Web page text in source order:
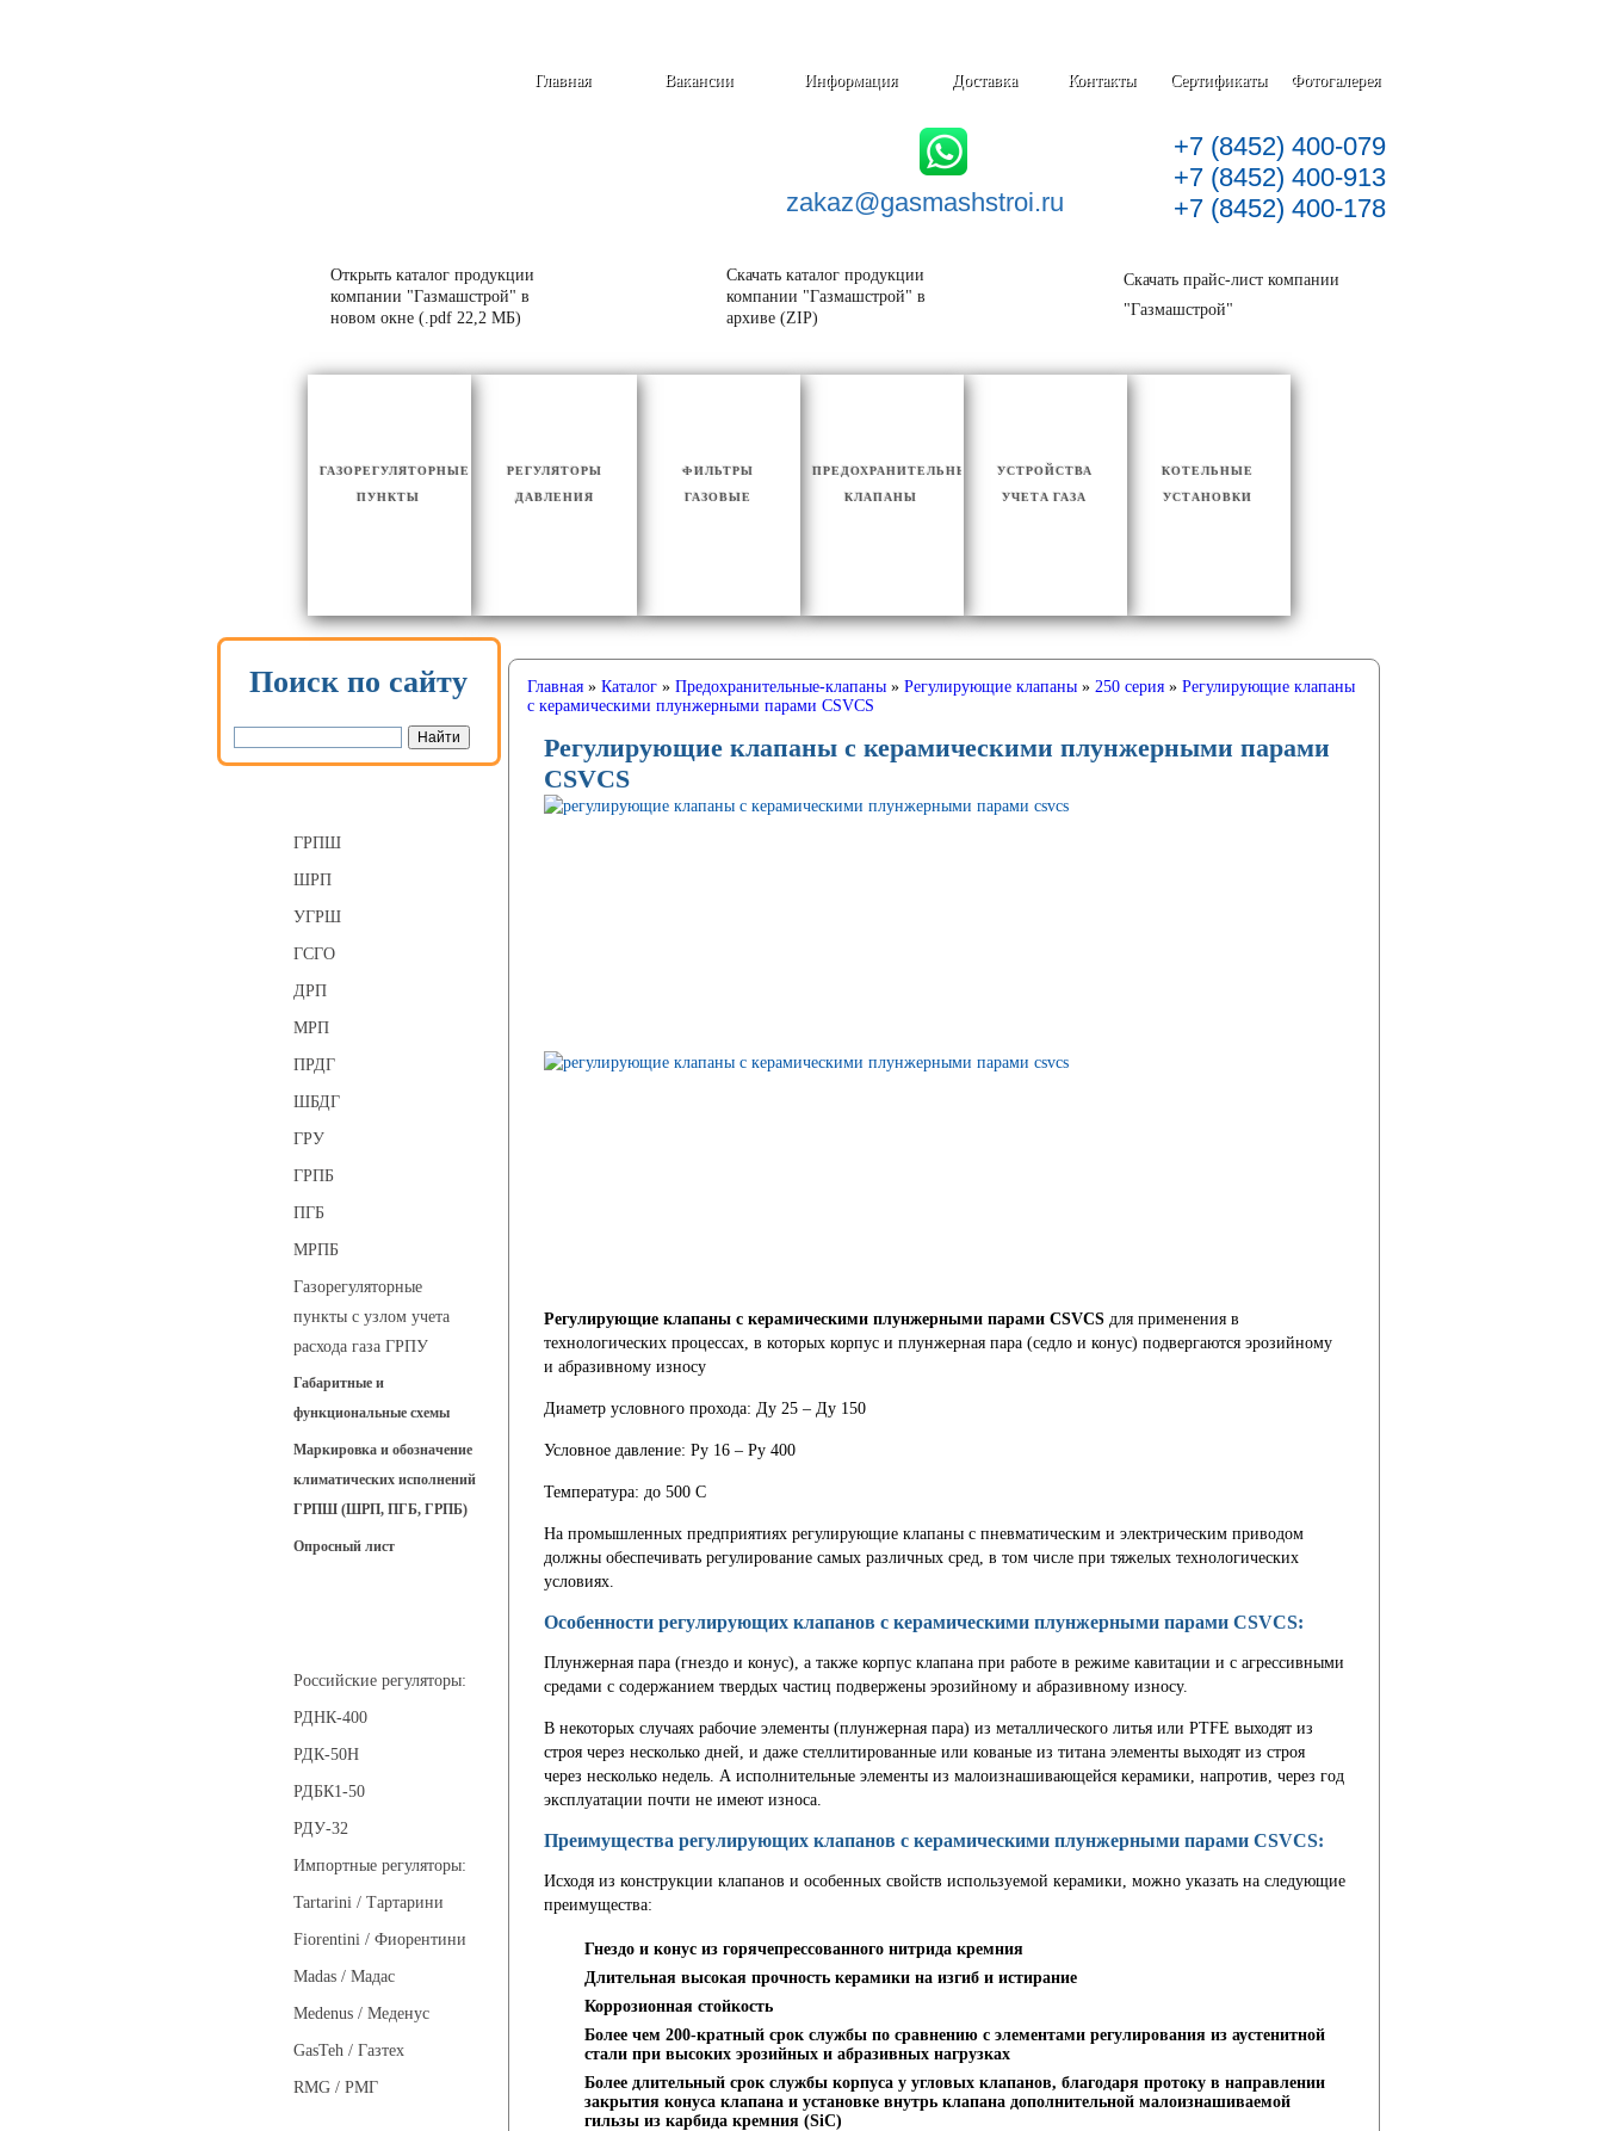
Фотогалерея
Сертификаты
Контакты
Доставка
Информация
Вакансии
Главная
zakaz@gasmashstroi.ru
+7 (8452) 400-079
+7 (8452) 400-913
+7 (8452) 400-178
Открыть каталог продукции
компании "Газмашстрой" в
новом окне (.pdf 22,2 МБ)
Скачать каталог продукции
компании "Газмашстрой" в
архиве (ZIP)
Скачать прайс-лист компании
"Газмашстрой"
КОТЕЛЬНЫЕ
УСТАНОВКИ
УСТРОЙСТВА
УЧЕТА ГАЗА
ПРЕДОХРАНИТЕЛЬНЫЕ
КЛАПАНЫ
ФИЛЬТРЫ
ГАЗОВЫЕ
РЕГУЛЯТОРЫ
ДАВЛЕНИЯ
ГАЗОРЕГУЛЯТОРНЫЕ
ПУНКТЫ
Поиск по сайту
ГРПШ
ШРП
УГРШ
ГСГО
ДРП
МРП
ПРДГ
ШБДГ
ГРУ
ГРПБ
ПГБ
МРПБ
Газорегуляторные
пункты с узлом учета
расхода газа ГРПУ
Габаритные и
функциональные схемы
Маркировка и обозначение
климатических исполнений
ГРПШ (ШРП, ПГБ, ГРПБ)
Опросный лист
Российские регуляторы:
РДНК-400
РДК-50Н
РДБК1-50
РДУ-32
Импортные регуляторы:
Tartarini / Тартарини
Fiorentini / Фиорентини
Madas / Мадас
Medenus / Меденус
GasTeh / Газтех
RMG / РМГ
Главная» Каталог» Предохранительные-клапаны» Регулирующие клапаны» 250 серия» Регулирующие клапаны
с керамическими плунжерными парами CSVCS
Регулирующие клапаны с керамическими плунжерными парами
CSVCS
Регулирующие клапаны с керамическими плунжерными парами CSVCSдля применения в
технологических процессах, в которых корпус и плунжерная пара (седло и конус) подвергаются эрозийному
и абразивному износу
Диаметр условного прохода: Ду 25 – Ду 150
Условное давление: Ру 16 – Ру 400
Температура: до 500 С
На промышленных предприятиях регулирующие клапаны с пневматическим и электрическим приводом
должны обеспечивать регулирование самых различных сред, в том числе при тяжелых технологических
условиях.
Особенности регулирующих клапанов с керамическими плунжерными парами CSVCS:
Плунжерная пара (гнездо и конус), а также корпус клапана при работе в режиме кавитации и с агрессивными
средами с содержанием твердых частиц подвержены эрозийному и абразивному износу.
В некоторых случаях рабочие элементы (плунжерная пара) из металлического литья или PTFE выходят из
строя через несколько дней, и даже стеллитированные или кованые из титана элементы выходят из строя
через несколько недель. А исполнительные элементы из малоизнашивающейся керамики, напротив, через год
эксплуатации почти не имеют износа.
Преимущества регулирующих клапанов с керамическими плунжерными парами CSVCS:
Исходя из конструкции клапанов и особенных свойств используемой керамики, можно указать на следующие
преимущества:
Гнездо и конус из горячепрессованного нитрида кремния
Длительная высокая прочность керамики на изгиб и истирание
Коррозионная стойкость
Более чем 200-кратный срок службы по сравнению с элементами регулирования из аустенитной
стали при высоких эрозийных и абразивных нагрузках
Более длительный срок службы корпуса у угловых клапанов, благодаря протоку в направлении
закрытия конуса клапана и установке внутрь клапана дополнительной малоизнашиваемой
гильзы из карбида кремния (SiC)